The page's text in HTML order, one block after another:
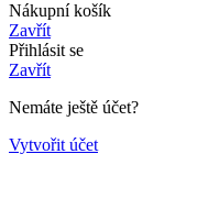
Nákupní košík
Zavřít
Přihlásit se
Zavřít
Nemáte ještě účet?
Vytvořit účet